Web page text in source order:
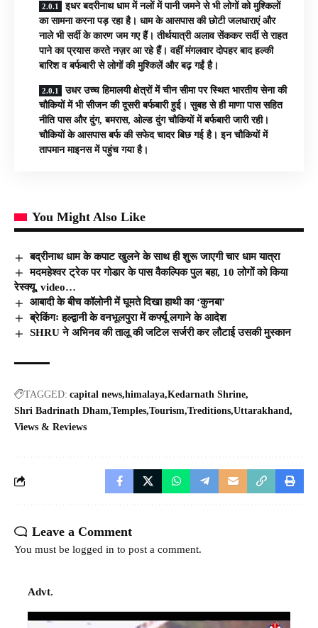
इधर बदरीनाथ धाम में नलों में पानी जमने से भी लोगों को मुश्किलों
का सामना करना पड़ रहा है। धाम के आसपास की छोटी जलधाराएं और
नाले भी सर्दी के कारण जम गए हैं। तीर्थयात्री अलाव सेंककर सर्दी से राहत
पाने का प्रयास करते नज़र आ रहे हैं। वहीं मंगलवार दोपहर बाद हल्की
बारिश व बर्फबारी से लोगों की मुश्किलें और बढ़ गईं है।
उधर उच्च हिमालयी क्षेत्रों में चीन सीमा पर स्थित भारतीय सेना की
चौकियों में भी सीजन की दूसरी बर्फबारी हुई। सुबह से ही माणा पास सहित
नीति पास और दुंग, बमरास, ओल्ड दुंग चौकियों में बर्फबारी जारी रही।
चौकियों के आसपास बर्फ की सफेद चादर बिछ गई है। इन चौकियों में
तापमान माइनस में पहुंच गया है।
You Might Also Like
बद्रीनाथ धाम के कपाट खुलने के साथ ही शुरू जाएगी चार धाम यात्रा
मदमहेश्वर ट्रेक पर गोडार के पास वैकल्पिक पुल बहा, 10 लोगों को किया
रेस्क्यू, video…
आबादी के बीच कॉलोनी में घूमते दिखा हाथी का ‘कुनबा’
ब्रेकिंगः हल्द्वानी के वनभूलपुरा में कर्फ्यू लगाने के आदेश
SHRU ने अभिनव की तालू की जटिल सर्जरी कर लौटाई उसकी मुस्कान
TAGGED: capital news himalaya Kedarnath Shrine
Shri Badrinath Dham Temples Tourism Treditions Uttarakhand
Views & Reviews
Leave a Comment
You must be logged in to post a comment.
Advt.
Video